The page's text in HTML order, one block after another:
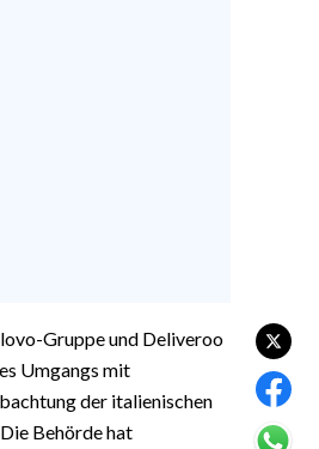
Gruppe und Deliveroo
Umgangs mit
der italienischen
Behörde hat